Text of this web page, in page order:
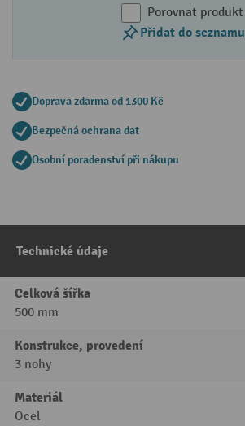
Porovnat produkt
Přidat do seznamu
Doprava zdarma od 1300 Kč
Bezpečná ochrana dat
Osobní poradenství při nákupu
Technické údaje
Celková šířka
500 mm
Konstrukce, provedení
3 nohy
Materiál
Ocel